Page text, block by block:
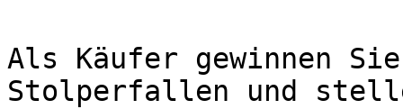
Als Käufer gewinnen
Stolperfallen und